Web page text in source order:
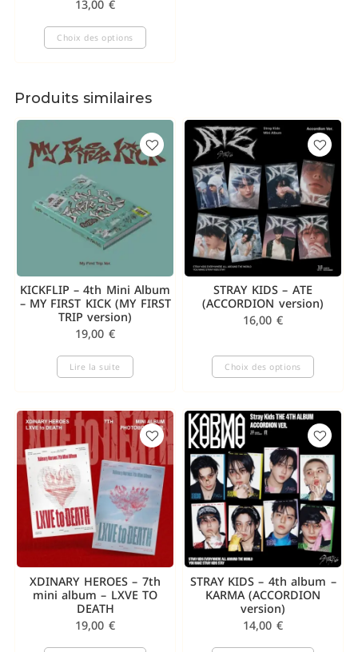
13,00 €
Choix des options
Produits similaires
KICKFLIP – 4th Mini Album
– MY FIRST KICK (MY FIRST
TRIP version)
19,00 €
Lire la suite
STRAY KIDS – ATE
(ACCORDION version)
16,00 €
Choix des options
XDINARY HEROES – 7th
mini album – LXVE TO
DEATH
19,00 €
STRAY KIDS – 4th album –
KARMA (ACCORDION
version)
14,00 €